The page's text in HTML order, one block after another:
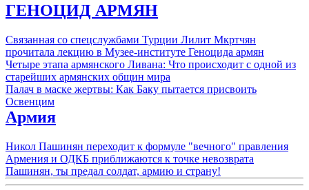
ГЕНОЦИД АРМЯН
Связанная со спецслужбами Турции Лилит Мкртчян
прочитала лекцию в Музее-институте Геноцида армян
Четыре этапа армянского Ливана: Что происходит с одной из
старейших армянских общин мира
Палач в маске жертвы: Как Баку пытается присвоить
Освенцим
Армия
Никол Пашинян переходит к формуле "вечного" правления
Армения и ОДКБ приближаются к точке невозврата
Пашинян, ты предал солдат, армию и страну!